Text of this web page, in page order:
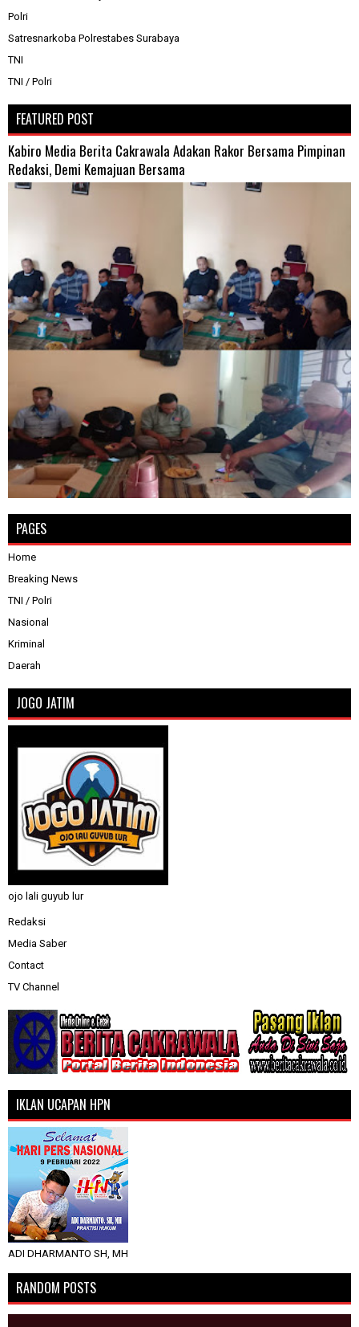
Polri
Satresnarkoba Polrestabes Surabaya
TNI
TNI / Polri
FEATURED POST
Kabiro Media Berita Cakrawala Adakan Rakor Bersama Pimpinan
Redaksi, Demi Kemajuan Bersama
PAGES
Home
Breaking News
TNI / Polri
Nasional
Kriminal
Daerah
JOGO JATIM
ojo lali guyub lur
Redaksi
Media Saber
Contact
TV Channel
IKLAN UCAPAN HPN
ADI DHARMANTO SH, MH
RANDOM POSTS